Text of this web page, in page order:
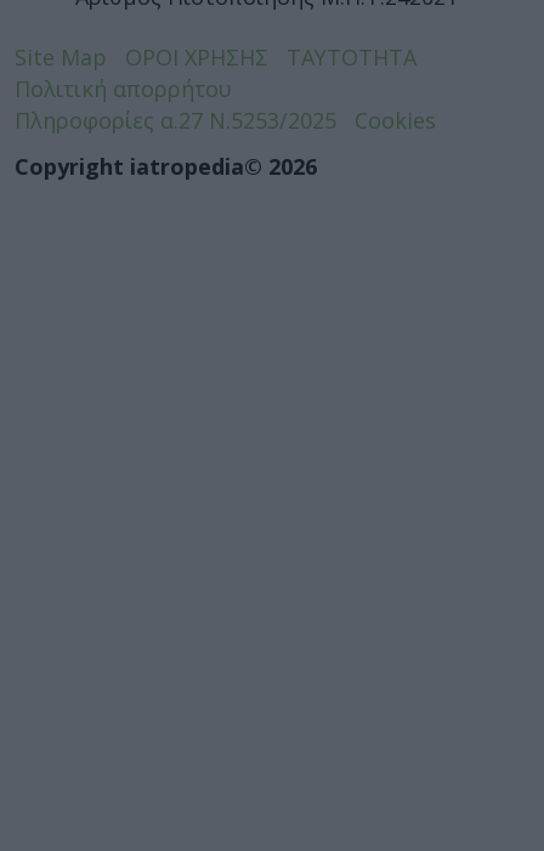
Site Map ΟΡΟΙ ΧΡΗΣΗΣ
ΤΑΥΤΟΤΗΤΑ
Πολιτική απορρήτου
Πληροφορίες α.27 Ν.5253/2025
Cookies
Copyright iatropedia© 2026